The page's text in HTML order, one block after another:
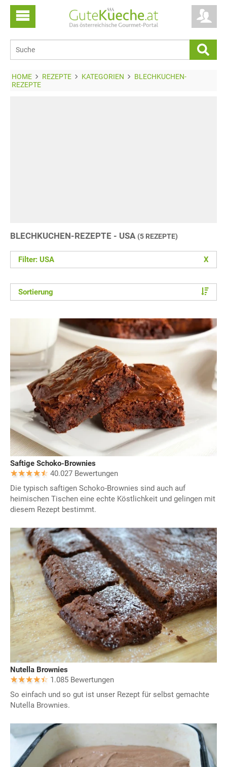
HOME REZEPTE KATEGORIEN
BLECHKUCHEN-
REZEPTE
BLECHKUCHEN-REZEPTE - USA (5 REZEPTE)
Filter: USA X
Sortierung
Saftige Schoko-Brownies
40.027 Bewertungen
Die typisch saftigen Schoko-Brownies sind auch auf
heimischen Tischen eine echte Köstlichkeit und gelingen mit
diesem Rezept bestimmt.
Nutella Brownies
1.085 Bewertungen
So einfach und so gut ist unser Rezept für selbst gemachte
Nutella Brownies.